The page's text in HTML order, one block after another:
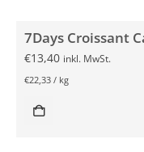
€13,40 inkl. MwSt.
€22,33 / kg